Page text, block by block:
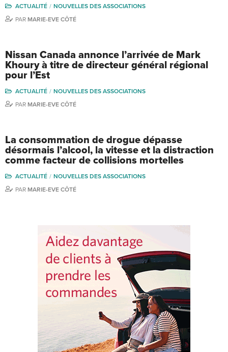
ACTUALITÉ
NOUVELLES DES ASSOCIATIONS
PAR MARIE-EVE CÔTÉ
Nissan Canada annonce l’arrivée de Mark
Khoury à titre de directeur général régional
pour l’Est
ACTUALITÉ
NOUVELLES DES ASSOCIATIONS
PAR MARIE-EVE CÔTÉ
La consommation de drogue dépasse
désormais l’alcool, la vitesse et la distraction
comme facteur de collisions mortelles
ACTUALITÉ
NOUVELLES DES ASSOCIATIONS
PAR MARIE-EVE CÔTÉ